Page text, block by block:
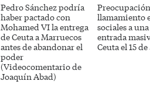
Pedro Sánchez podría
haber pactado con
Mohamed VI la entrega
de Ceuta a Marruecos
antes de abandonar el
poder
(Videocomentario de
Joaquín Abad)
llamamiento
sociales a
entrada
Ceuta el 15